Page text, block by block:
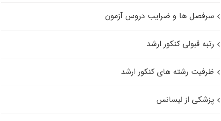
سرفصل ها و ضرایب دروس آزمون
رتبه قبولی کنکور ارشد
ظرفیت رشته های کنکور ارشد
پزشکی از لیسانس